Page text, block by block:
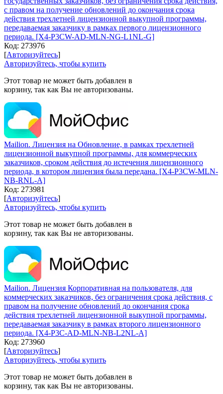
с правом на получение обновлений до окончания срока
действия трехлетней лицензионной выкупной программы,
передаваемая заказчику в рамках первого лицензионного
периода. [X4-P3CW-AD-MLN-NG-L1NL-G]
Код: 273976
[Авторизуйтесь]
Авторизуйтесь, чтобы купить
Этот товар не может быть добавлен в
корзину, так как Вы не авторизованы.
Mailion. Лицензия на Обновление, в рамках трехлетней
лицензионной выкупной программы, для коммерческих
заказчиков, сроком действия до истечения лицензионного
периода, в котором лицензия была передана. [X4-P3CW-MLN-
NB-RNL-A]
Код: 273981
[Авторизуйтесь]
Авторизуйтесь, чтобы купить
Этот товар не может быть добавлен в
корзину, так как Вы не авторизованы.
Mailion. Лицензия Корпоративная на пользователя, для
коммерческих заказчиков, без ограничения срока действия, с
правом на получение обновлений до окончания срока
действия трехлетней лицензионной выкупной программы,
передаваемая заказчику в рамках второго лицензионного
периода. [X4-P3C-AD-MLN-NB-L2NL-A]
Код: 273960
[Авторизуйтесь]
Авторизуйтесь, чтобы купить
Этот товар не может быть добавлен в
корзину, так как Вы не авторизованы.